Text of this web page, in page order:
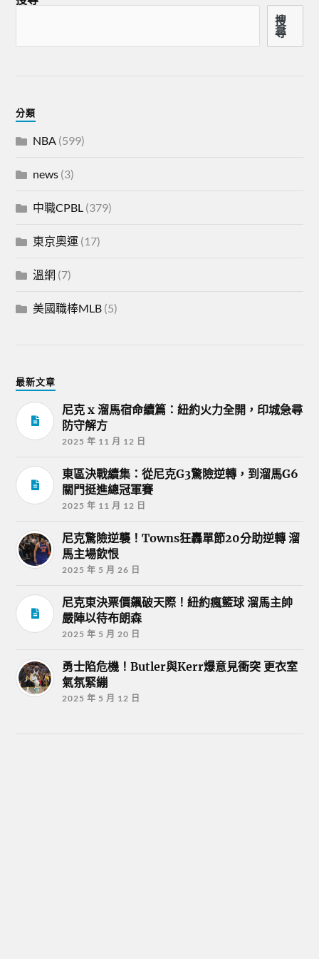
搜
尋
分類
NBA (599)
news (3)
中職CPBL (379)
東京奧運 (17)
溫網 (7)
美國職棒MLB (5)
最新文章
尼克 x 溜馬宿命續篇：紐約火力全開，印城急尋
防守解方
2025 年 11 月 12 日
東區決戰續集：從尼克G3驚險逆轉，到溜馬G6
關門挺進總冠軍賽
2025 年 11 月 12 日
尼克驚險逆襲！Towns狂轟單節20分助逆轉 溜
馬主場飲恨
2025 年 5 月 26 日
尼克東決票價飆破天際！紐約瘋籃球 溜馬主帥
嚴陣以待布朗森
2025 年 5 月 20 日
勇士陷危機！Butler與Kerr爆意見衝突 更衣室
氣氛緊繃
2025 年 5 月 12 日